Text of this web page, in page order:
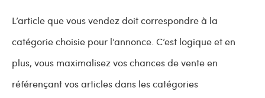
L’article que vous vendez doit correspondre à la
catégorie choisie pour l’annonce. C’est logique et en
plus, vous maximalisez vos chances de vente en
référençant vos articles dans les catégories